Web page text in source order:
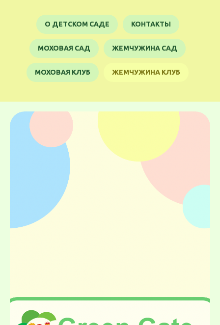
О ДЕТСКОМ САДЕ КОНТАКТЫ
МОХОВАЯ САД ЖЕМЧУЖИНА САД
МОХОВАЯ КЛУБ ЖЕМЧУЖИНА КЛУБ